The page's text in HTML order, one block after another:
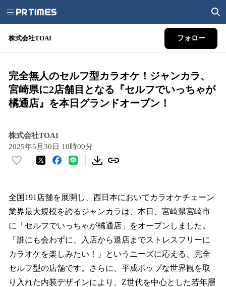
株式会社TOAI フォロー
完全無人のセルフ型カラオケ！ジャンカラ、
宮崎県に2店舗目となる『セルフでいっちゃが
橘通店』を本日グランドオープン！
株式会社TOAI
2025年5月30日 10時00分
い
！
数
を
読
み
込
み
中
で
全国191店舗を展開し、西日本においてカラオケチェーン
業界最大規模を誇るジャンカラは、本日、宮崎県宮崎市
に「セルフでいっちゃが橘通店」をオープンしました。
「誰にも会わずに、入店から退店までストレスフリーに
カラオケを楽しみたい！」というニーズに応える、完全
セルフ型の店舗です。さらに、平成ポップな世界観を取
り入れた内装デザインにより、Z世代を中心とした若年層